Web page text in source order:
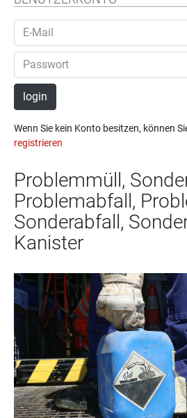
login
Wenn Sie kein Konto besitzen, können
registrieren
Problemmüll,
Problemabfall,
Sonderabfall,
Kanister